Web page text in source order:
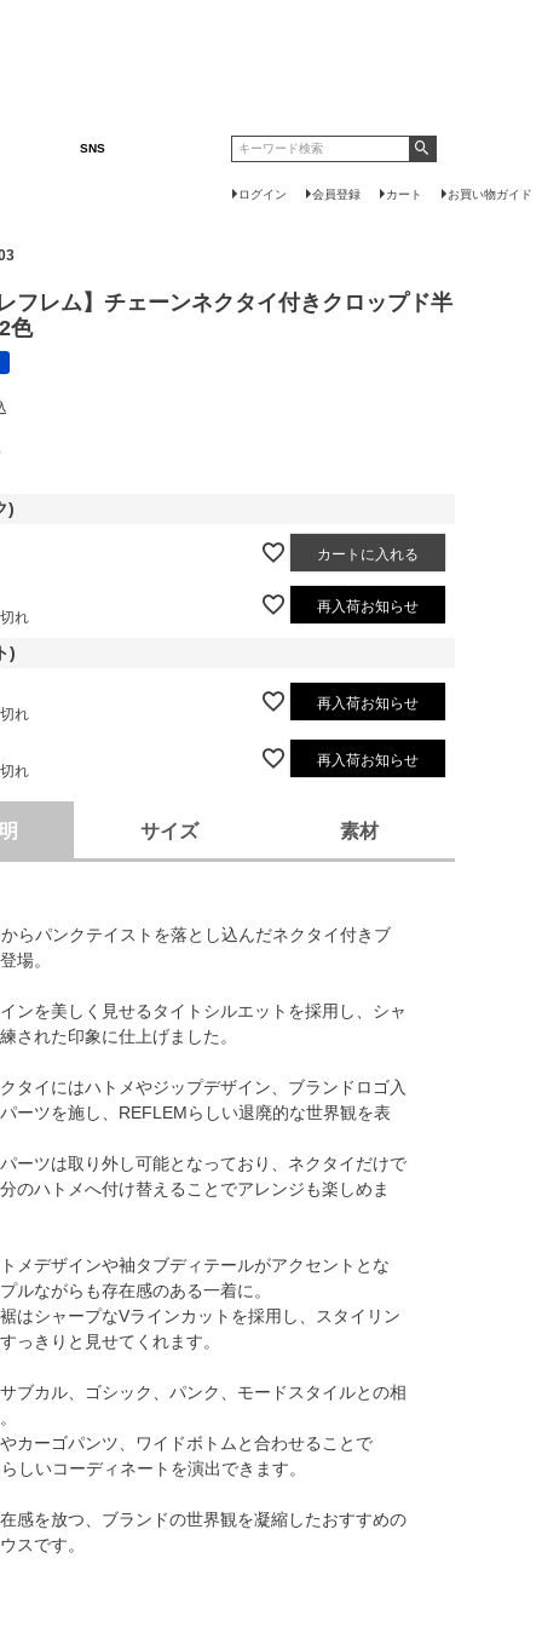
SNS
ログイン
会員登録 カート お買い物ガイド
フレム】チェーンネクタイ付きクロップド半
色
)
カートに入れる
れ
再入荷お知らせ
)
れ
再入荷お知らせ
れ
再入荷お知らせ
サイズ 素材
らパンクテイストを落とし込んだネクタイ付きブ
場。
ンを美しく見せるタイトシルエットを採用し、シャ
された印象に仕上げました。
タイにはハトメやジップデザイン、ブランドロゴ入
ーツを施し、REFLEMらしい退廃的な世界観を表
ーツは取り外し可能となっており、ネクタイだけで
のハトメへ付け替えることでアレンジも楽しめま
メデザインや袖タブディテールがアクセントとな
ルながらも存在感のある一着に。
はシャープなVラインカットを採用し、スタイリン
っきりと見せてくれます。
ブカル、ゴシック、パンク、モードスタイルとの相
カーゴパンツ、ワイドボトムと合わせることで
しいコーディネートを演出できます。
感を放つ、ブランドの世界観を凝縮したおすすめの
スです。